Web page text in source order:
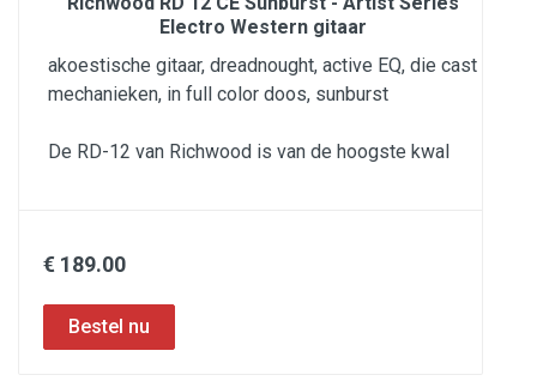
Electro Western gitaar
akoestische gitaar, dreadnought, active EQ, die cast
mechanieken, in full color doos, sunburst
De RD-12 van Richwood is van de hoogste kwal
€ 189.00